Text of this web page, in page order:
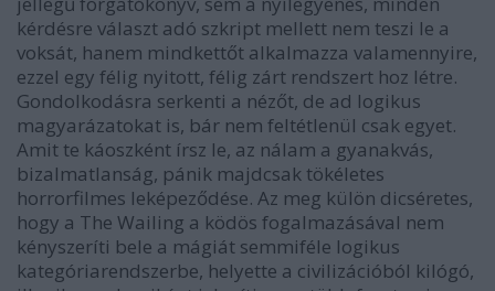
kérdésre választ adó szkript mellett nem teszi le a
voksát, hanem mindkettőt alkalmazza valamennyire,
ezzel egy félig nyitott, félig zárt rendszert hoz létre.
Gondolkodásra serkenti a nézőt, de ad logikus
magyarázatokat is, bár nem feltétlenül csak egyet.
Amit te káoszként írsz le, az nálam a gyanakvás,
bizalmatlanság, pánik majdcsak tökéletes
horrorfilmes leképeződése. Az meg külön dicséretes,
hogy a The Wailing a ködös fogalmazásával nem
kényszeríti bele a mágiát semmiféle logikus
kategóriarendszerbe, helyette a civilizációból kilógó,